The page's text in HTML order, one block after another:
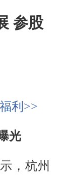
参股
利>>
光
，杭州